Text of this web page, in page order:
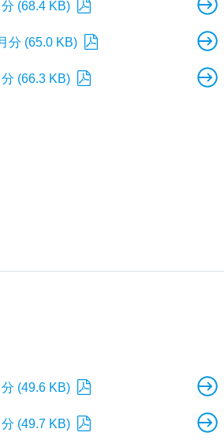
(68.4 KB)
分 (65.0 KB)
(66.3 KB)
(49.6 KB)
(49.7 KB)